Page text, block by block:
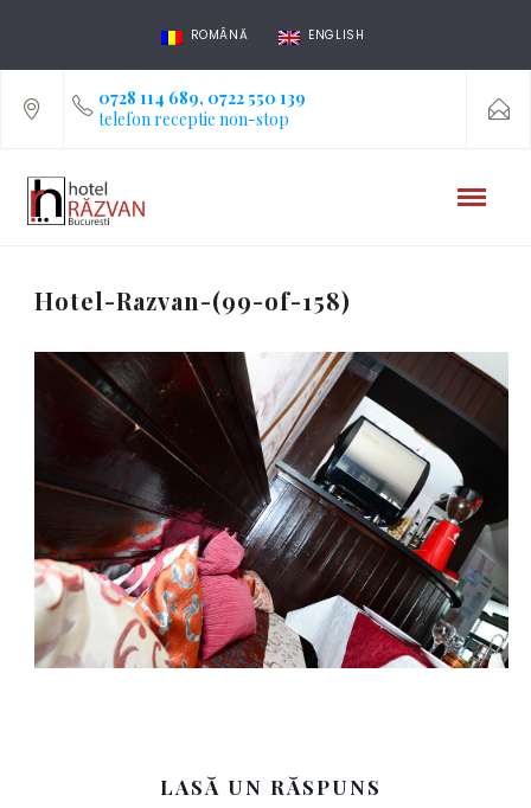
ROMÂNĂ ENGLISH
0728 114 689, 0722 550 139
telefon receptie non-stop
Hotel-Razvan-(99-of-158)
LASĂ UN RĂSPUNS